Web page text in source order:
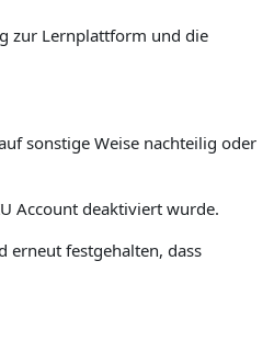
zur Lernplattform und die
sonstige Weise nachteilig oder
Account deaktiviert wurde.
erneut festgehalten, dass